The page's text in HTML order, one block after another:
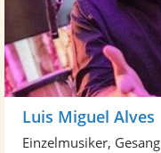
Luis Miguel Alves
Einzelmusiker, Gesang